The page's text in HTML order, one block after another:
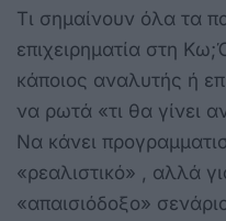
Τι σημαίνουν όλα τα
επιχειρηματία στη
κάποιος αναλυτής ή
να ρωτά «τι θα γίνει
Να κάνει
«ρεαλιστικό» , αλλά
«απαισιόδοξο»